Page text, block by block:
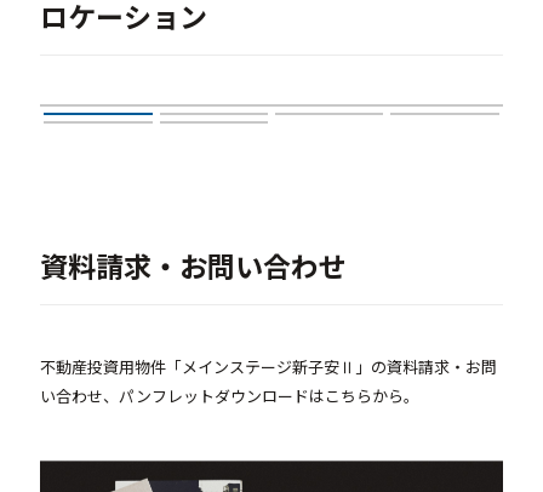
ロケーション
資料請求・お問い合わせ
不動産投資用物件「メインステージ新子安Ⅱ」の資料請求・お問
い合わせ、パンフレットダウンロードはこちらから。